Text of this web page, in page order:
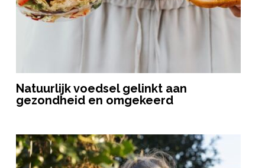
Natuurlijk voedsel gelinkt aan
gezondheid en omgekeerd